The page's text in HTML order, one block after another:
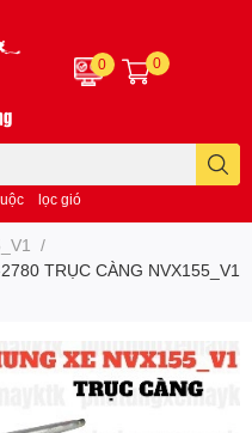
lọc gió
0 0
/
TRỤC CÀNG NVX155_V1